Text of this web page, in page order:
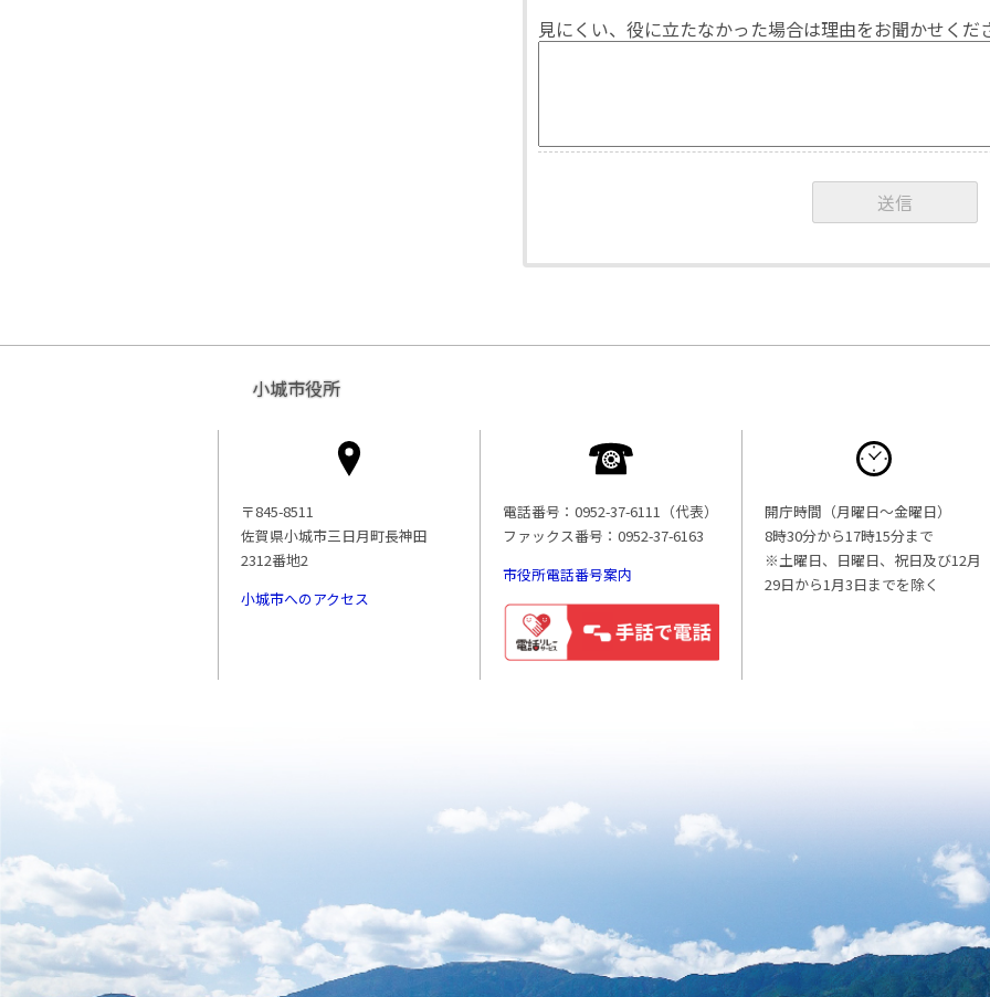
見にくい、役に立たなかった場合は理由をお聞かせくだ
小城市役所
〒845-8511
佐賀県小城市三日月町長神田
2312番地2
小城市へのアクセス
電話番号：0952-37-6111（代表）
ファックス番号：0952-37-6163
市役所電話番号案内
開庁時間（月曜日〜金曜日）
8時30分から17時15分まで
※土曜日、日曜日、祝日及び12月
29日から1月3日までを除く